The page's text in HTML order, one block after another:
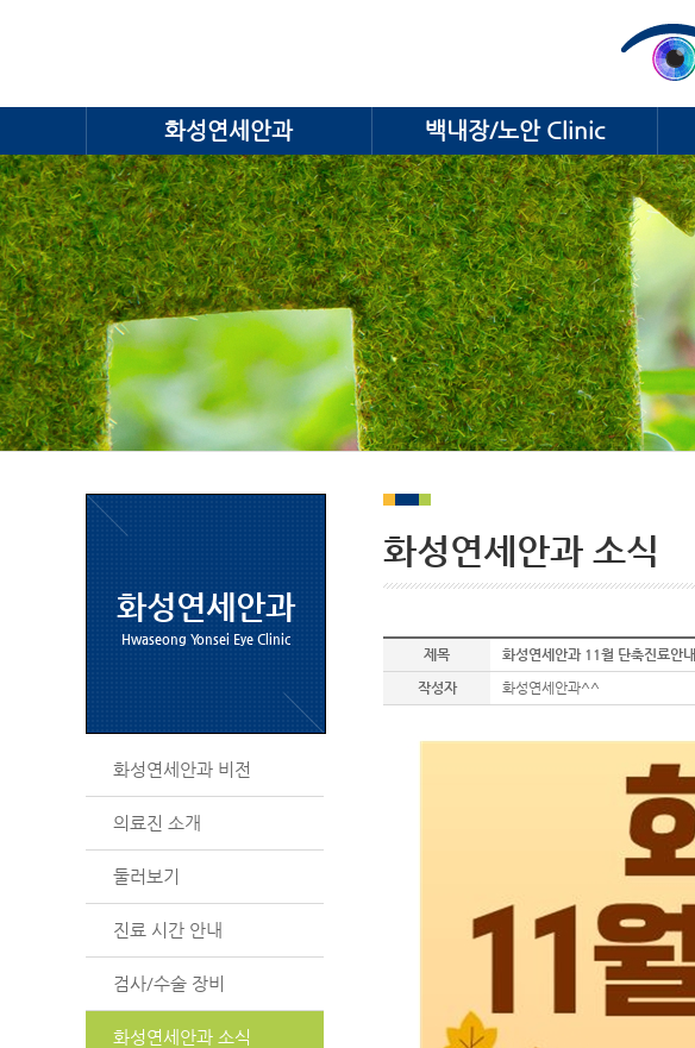
화성연세안과 백내장/노안 Clinic
화성연세안과
Hwaseong Yonsei Eye Clinic
화성연세안과 비전
의료진 소개
둘러보기
진료 시간 안내
검사/수술 장비
화성연세안과 소식
화성연세안과 소식
제목
화성연세안과 11월 단축진료안내
작성자
화성연세안과^^